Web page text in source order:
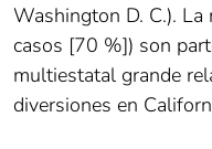
Washington D. C.).
casos [70 %]) son
multiestatal grande
diversiones en